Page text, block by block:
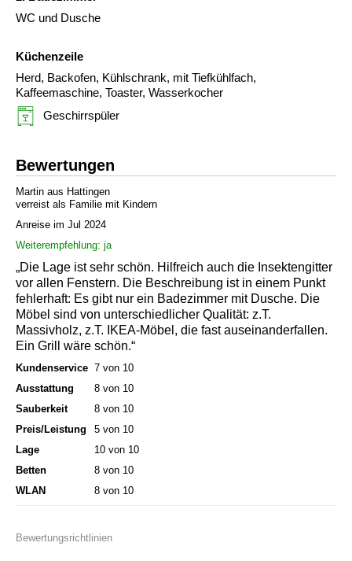
WC und Dusche
Küchenzeile
Herd, Backofen, Kühlschrank, mit Tiefkühlfach,
Kaffeemaschine, Toaster, Wasserkocher
Geschirrspüler
Bewertungen
Martin aus Hattingen
verreist als Familie mit Kindern
Anreise im Jul 2024
Weiterempfehlung: ja
„Die Lage ist sehr schön. Hilfreich auch die Insektengitter
vor allen Fenstern. Die Beschreibung ist in einem Punkt
fehlerhaft: Es gibt nur ein Badezimmer mit Dusche. Die
Möbel sind von unterschiedlicher Qualität: z.T.
Massivholz, z.T. IKEA-Möbel, die fast auseinanderfallen.
Ein Grill wäre schön.“
Kundenservice 7 von 10
Ausstattung
8 von 10
Sauberkeit
8 von 10
Preis/Leistung
5 von 10
Lage
10 von 10
Betten
8 von 10
WLAN
8 von 10
Bewertungsrichtlinien